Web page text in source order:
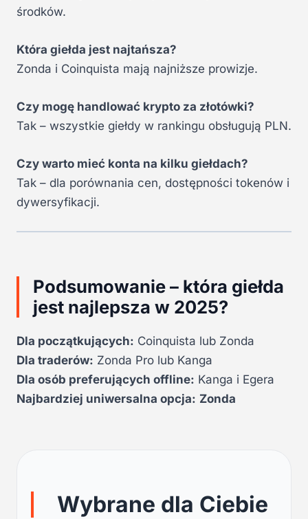
środków.
Która giełda jest najtańsza?
Zonda i Coinquista mają najniższe prowizje.
Czy mogę handlować krypto za złotówki?
Tak – wszystkie giełdy w rankingu obsługują PLN.
Czy warto mieć konta na kilku giełdach?
Tak – dla porównania cen, dostępności tokenów i
dywersyfikacji.
Podsumowanie – która giełda
jest najlepsza w 2025?
Dla początkujących: Coinquista lub Zonda
Dla traderów: Zonda Pro lub Kanga
Dla osób preferujących offline: Kanga i Egera
Najbardziej uniwersalna opcja: Zonda
Wybrane dla Ciebie